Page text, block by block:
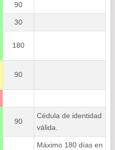
90
30
180
90
90
Cédula de identidad
válida.
Máximo 180 días en